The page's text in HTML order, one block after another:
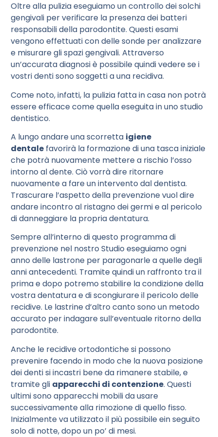
Oltre alla pulizia eseguiamo un controllo dei solchi
gengivali per verificare la presenza dei batteri
responsabili della parodontite. Questi esami
vengono effettuati con delle sonde per analizzare
e misurare gli spazi gengivali. Attraverso
un’accurata diagnosi è possibile quindi vedere se i
vostri denti sono soggetti a una recidiva.
Come noto, infatti, la pulizia fatta in casa non potrà
essere efficace come quella eseguita in uno studio
dentistico.
A lungo andare una scorretta igiene
dentale favorirà la formazione di una tasca iniziale
che potrà nuovamente mettere a rischio l’osso
intorno al dente. Ciò vorrà dire ritornare
nuovamente a fare un intervento dal dentista.
Trascurare l’aspetto della prevenzione vuol dire
andare incontro al ristagno dei germi e al pericolo
di danneggiare la propria dentatura.
Sempre all’interno di questo programma di
prevenzione nel nostro Studio eseguiamo ogni
anno delle lastrone per paragonarle a quelle degli
anni antecedenti. Tramite quindi un raffronto tra il
prima e dopo potremo stabilire la condizione della
vostra dentatura e di scongiurare il pericolo delle
recidive. Le lastrine d’altro canto sono un metodo
accurato per indagare sull’eventuale ritorno della
parodontite.
Anche le recidive ortodontiche si possono
prevenire facendo in modo che la nuova posizione
dei denti si incastri bene da rimanere stabile, e
tramite gli apparecchi di contenzione. Questi
ultimi sono apparecchi mobili da usare
successivamente alla rimozione di quello fisso.
Inizialmente va utilizzato il più possibile ein seguito
solo di notte, dopo un po’ di mesi.